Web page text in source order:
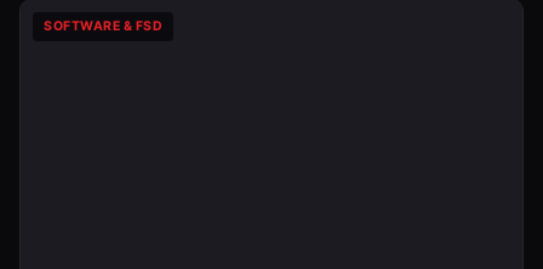
SOFTWARE & FSD